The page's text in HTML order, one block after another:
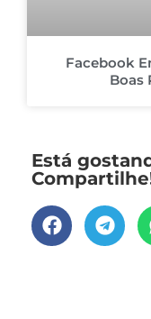
Facebook
Boas
Está